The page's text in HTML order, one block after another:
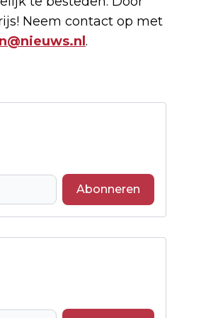
Neem contact op met
.
Abonneren